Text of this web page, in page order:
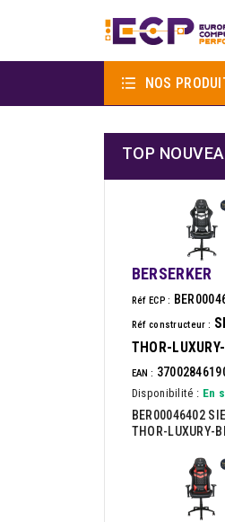
 NOS
TOP
BERSERKER
Réf ECP :
Réf constructeur :
THOR-
EAN :
Disponibilité : En
BER00046402
THOR-LUXURY-